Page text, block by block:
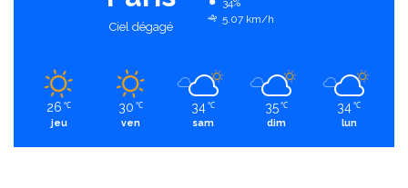
Ciel dégagé
5.07 km/h
26 ℃
jeu
30 ℃
ven
34 ℃
sam
35 ℃
dim
34 ℃
lun